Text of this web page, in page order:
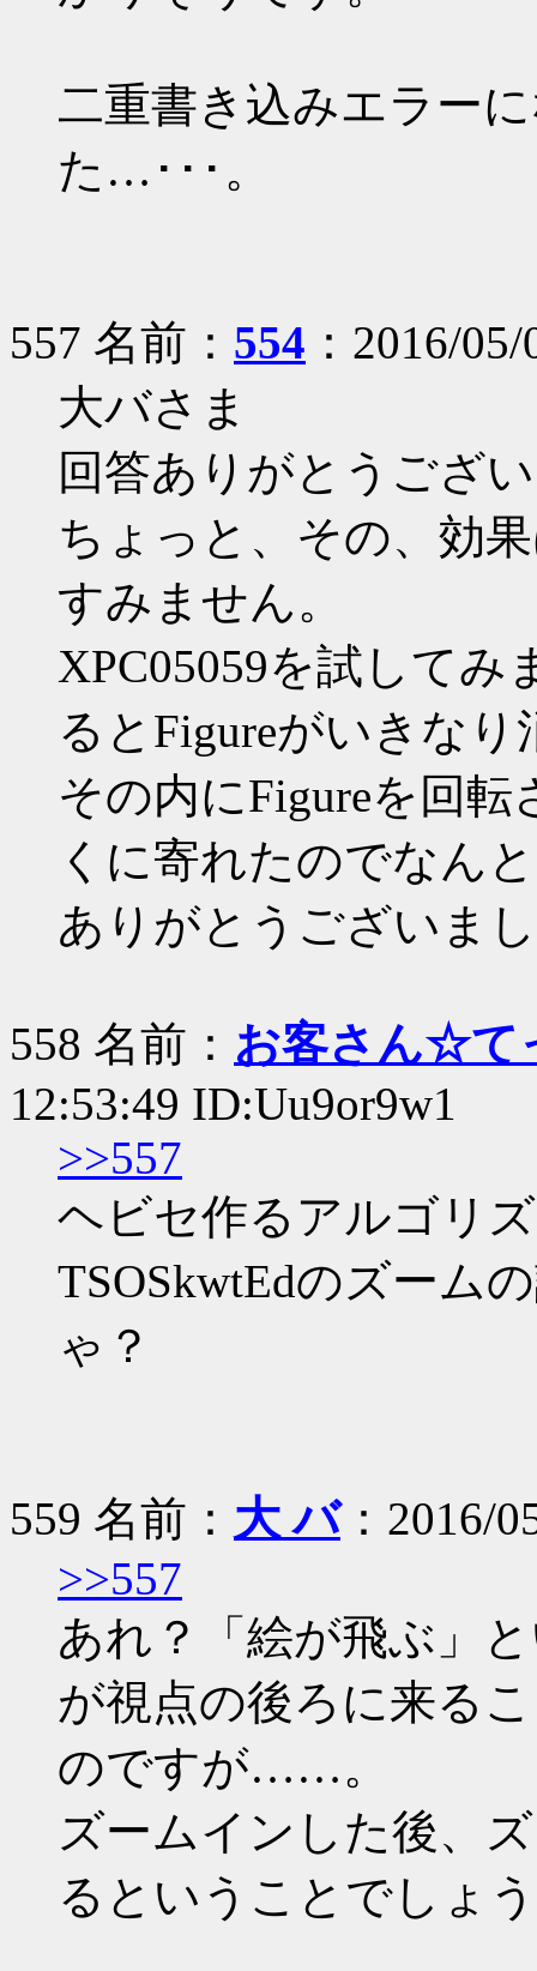
二重書き込みエラー
た…･･･。
557 名前： 554 ：2016/
大バさま
回答ありがとうござ
ちょっと、その、効
すみません。
XPC05059を試して
るとFigureがいきな
その内にFigureを回
くに寄れたのでなん
ありがとうございま
558 名前： お客さん☆て
12:53:49 ID:Uu9or9w1
>>557
ヘビセ作るアルゴリ
TSOSkwtEdのズーム
ゃ？
559 名前： 大 バ：2016/
>>557
あれ？「絵が飛ぶ」
が視点の後ろに来る
のですが……。
ズームインした後、
るということでしょ